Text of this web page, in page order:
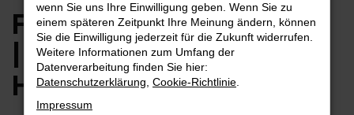
Ford Gebrauchtwagen
| Lieferservice nach
Herrenberg
wenn Sie uns Ihre Einwilligung geben. Wenn Sie zu
einem späteren Zeitpunkt Ihre Meinung ändern, können
Sie die Einwilligung jederzeit für die Zukunft widerrufen.
Weitere Informationen zum Umfang der
Datenverarbeitung finden Sie hier:
Datenschutzerklärung Cookie-Richtlinie
Impressum